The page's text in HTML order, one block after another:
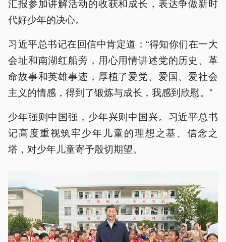
代好少年的决心。
习近平总书记在回信中肯定道：“得知你们在一大
会址和南湖红船旁，用心用情讲述党的历史、革
命故事和英雄事迹，厚植了爱党、爱国、爱社会
主义的情感，得到了锻炼与成长，我感到欣慰。”
少年强则中国强，少年兴则中国兴。习近平总书
记高度重视筑牢少年儿童的理想之基、信念之
塔，对少年儿童寄予殷切期望。